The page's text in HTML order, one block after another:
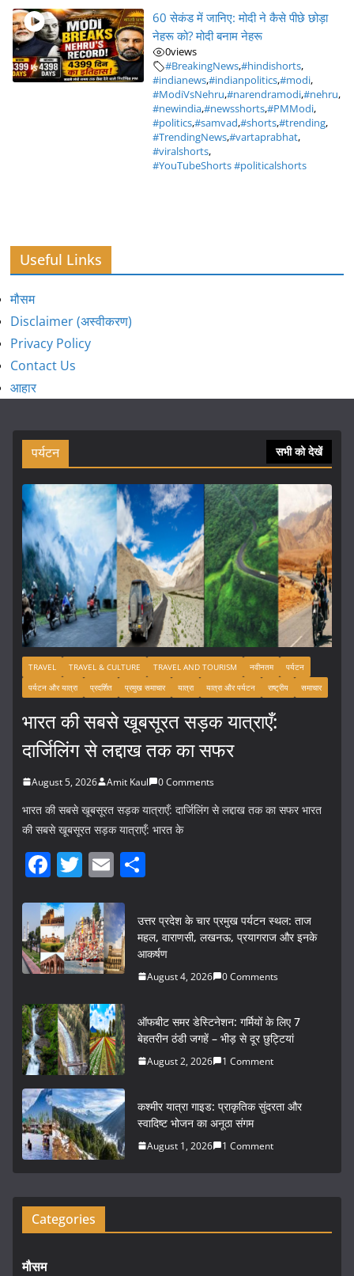
60 सेकंड में जानिए: मोदी ने कैसे पीछे छोड़ा
नेहरू को? मोदी बनाम नेहरू
0views
#BreakingNews,#hindishorts,
#indianews,#indianpolitics,#modi,
#ModiVsNehru,#narendramodi,#nehru,
#newindia,#newsshorts,#PMModi,
#politics,#samvad,#shorts,#trending,
#TrendingNews,#vartaprabhat,
#viralshorts,
#YouTubeShorts #politicalshorts
Useful Links
मौसम
Disclaimer (अस्वीकरण)
Privacy Policy
Contact Us
आहार
पर्यटन सभी को देखें
TRAVEL TRAVEL & CULTURE TRAVEL AND TOURISM नवीनतम
पर्यटन
पर्यटन और यात्रा
प्रदर्शित प्रमुख समाचार यात्रा यात्रा और पर्यटन राष्ट्रीय समाचार
भारत की सबसे खूबसूरत सड़क यात्राएँ:
दार्जिलिंग से लद्दाख तक का सफर
August 5, 2026 Amit Kaul 0 Comments
भारत की सबसे खूबसूरत सड़क यात्राएँ: दार्जिलिंग से लद्दाख तक का सफर भारत
की सबसे खूबसूरत सड़क यात्राएँ: भारत के
F
c
e
b
o
k
T
itt
er
E
ai
l
ar
e
उत्तर प्रदेश के चार प्रमुख पर्यटन स्थल: ताज
महल, वाराणसी, लखनऊ, प्रयागराज और इनके
आकर्षण
August 4, 2026 0 Comments
ऑफबीट समर डेस्टिनेशन: गर्मियों के लिए 7
बेहतरीन ठंडी जगहें – भीड़ से दूर छुट्टियां
August 2, 2026 1 Comment
कश्मीर यात्रा गाइड: प्राकृतिक सुंदरता और
स्वादिष्ट भोजन का अनूठा संगम
August 1, 2026 1 Comment
Categories
मौसम